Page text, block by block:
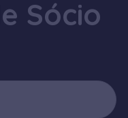
Sócio